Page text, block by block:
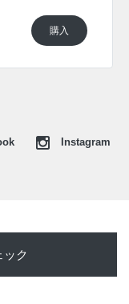
クなスニーカーと
なボリュームと力
購入
Instagram
ック